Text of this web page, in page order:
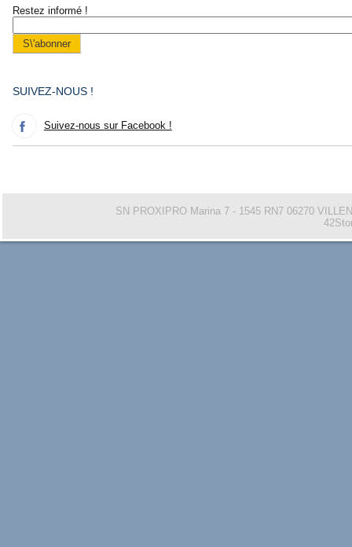
Restez informé !
SUIVEZ-NOUS !
Suivez-nous sur Facebook !
SN PROXIPRO Marina 7 - 1545 RN7 06270